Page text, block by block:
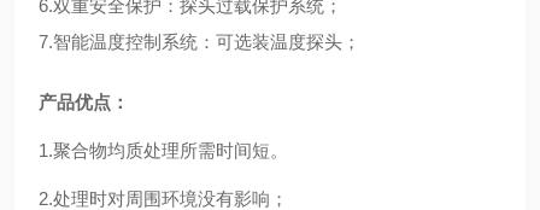
6.双重安全保护：探头过载保护系统；
7.智能温度控制系统：可选装温度探头；
产品优点：
1.聚合物均质处理所需时间短。
2.处理时对周围环境没有影响；